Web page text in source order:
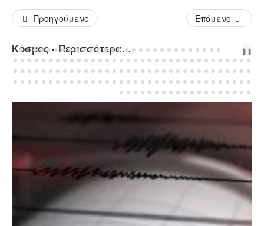
Προηγούμενο Επόμενο
Κόσμος - Περισσότερα Άρθρα... PREVNEXT
❚❚